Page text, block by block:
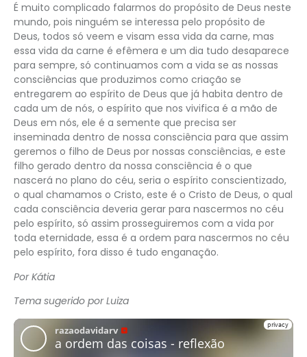
É muito complicado falarmos do propósito de Deus neste
mundo, pois ninguém se interessa pelo propósito de
Deus, todos só veem e visam essa vida da carne, mas
essa vida da carne é efêmera e um dia tudo desaparece
para sempre, só continuamos com a vida se as nossas
consciências que produzimos como criação se
entregarem ao espírito de Deus que já habita dentro de
cada um de nós, o espírito que nos vivifica é a mão de
Deus em nós, ele é a semente que precisa ser
inseminada dentro de nossa consciência para que assim
geremos o filho de Deus por nossas consciências, e este
filho gerado dentro da nossa consciência é o que
nascerá no plano do céu, seria o espírito conscientizado,
o qual chamamos o Cristo, este é o Cristo de Deus, o qual
cada consciência deveria gerar para nascermos no céu
pelo espírito, só assim prosseguiremos com a vida por
toda eternidade, essa é a ordem para nascermos no céu
pelo espírito, fora disso é tudo enganação.
Por Kátia
Tema sugerido por Luiza